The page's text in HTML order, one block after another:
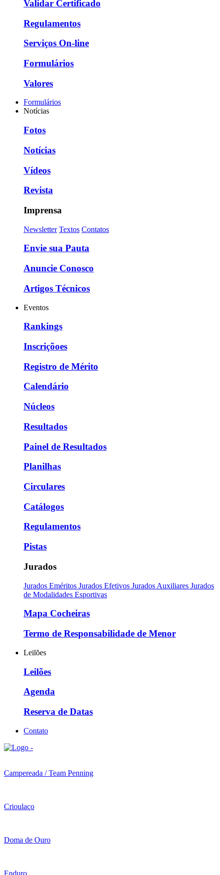
Validar Certificado
Regulamentos
Serviços On-line
Formulários
Valores
Formulários
Notícias
Fotos
Notícias
Vídeos
Revista
Imprensa
Newsletter Textos Contatos
Envie sua Pauta
Anuncie Conosco
Artigos Técnicos
Eventos
Rankings
Inscriçõoes
Registro de Mérito
Calendário
Núcleos
Resultados
Painel de Resultados
Planilhas
Circulares
Catálogos
Regulamentos
Pistas
Jurados
Jurados Eméritos Jurados Efetivos Jurados Auxiliares Jurados
de Modalidades Esportivas
Mapa Cocheiras
Termo de Responsabilidade de Menor
Leilões
Leilões
Agenda
Reserva de Datas
Contato
Campereada / Team Penning
Crioulaço
Doma de Ouro
Enduro